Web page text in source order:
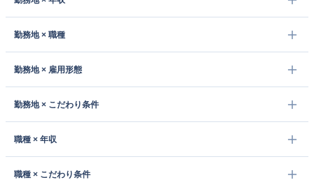
勤務地 × 職種
勤務地 × 雇用形態
勤務地 × こだわり条件
職種 × 年収
職種 × こだわり条件